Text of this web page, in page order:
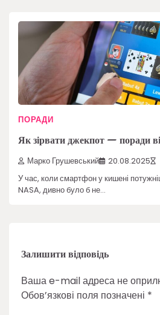
ПОРАДИ
Як зірвати джекпот — поради
Марко Грушевський 20.08.2025
У час, коли смартфон у кишені
NASA, дивно було б не…
Залишити відповідь
Ваша e-mail адреса не
Обов’язкові поля позначені *